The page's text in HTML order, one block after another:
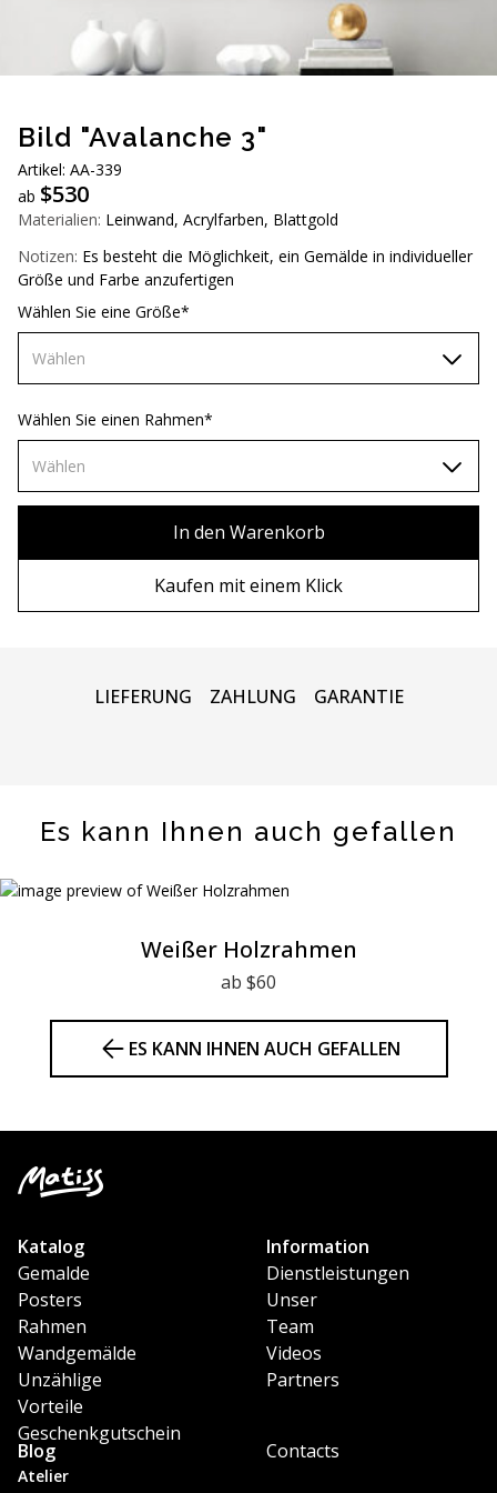
JPY (¥)TWD (NT$)
Bild "Avalanche 3"
Artikel: AА-339
ab $530
Materialien: Leinwand, Acrylfarben, Blattgold
Notizen: Es besteht die Möglichkeit, ein Gemälde in individueller
Größe und Farbe anzufertigen
Wählen Sie eine Größe*
Wählen
60х90 см
70х100 см
Wählen Sie einen Rahmen*
Wählen
In den Warenkorb
Kaufen mit einem Klick
LIEFERUNG ZAHLUNG GARANTIE
Es kann Ihnen auch gefallen
Weißer Holzrahmen
ab $60
ES KANN IHNEN AUCH GEFALLEN
Atelier
Katalog
Gemalde
Posters
Rahmen
Wandgemälde
Unzählige
Vorteile
Geschenkgutschein
Information
Dienstleistungen
Unser
Team
Videos
Partners
Blog Contacts